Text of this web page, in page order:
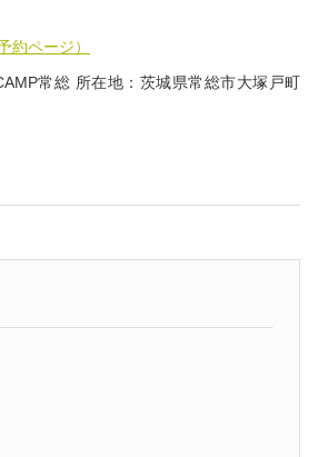
約ページ）
常総 所在地：茨城県常総市大塚戸町